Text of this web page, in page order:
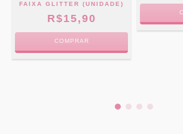
FAIXA GLITTER (UNIDADE)
R$15,90
COMPRAR